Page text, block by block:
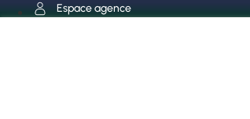
Aller
Espace agence